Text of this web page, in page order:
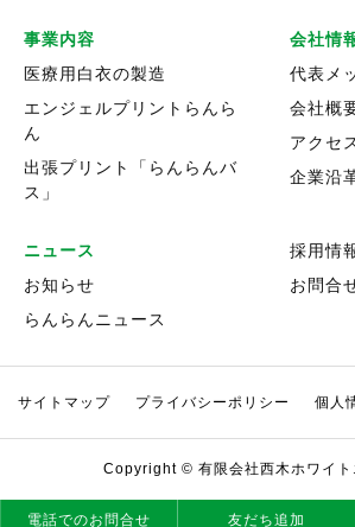
事業内容
医療用白衣の製造
エンジェルプリントらんら
ん
出張プリント「らんらんバ
ス」
会社情
代表メ
会社概
アクセ
企業沿
ニュース
お知らせ
らんらんニュース
採用情
お問合
サイトマップ プライバシーポリシー 個人
Copyright © 有限会社西木ホワイト
電話でのお問合せ 友だち追加